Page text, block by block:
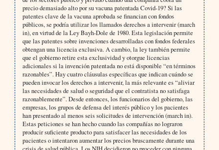
precio demasiado alto por su vacuna patentada Covid-19? Si las
patentes clave de la vacuna aprobada se financian con fondos
públicos, se podría utilizar los llamados derechos a intervenir (march
in), en virtud de la Ley Bayh-Dole de 1980. Esta legislación permite
que las patentes sobre invenciones desarrolladas con fondos federales
obtengan una licencia exclusiva. A cambio, la ley también permite
que el gobierno retire esta exclusividad y otorgue licencias
adicionales si la invención patentada no está disponible “en términos
razonables”. Hay cuatro cláusulas específicas que indican cuándo se
pueden invocar los derechos a intervenir, la más relevante es “aliviar
las necesidades de salud o seguridad que el contratista no satisfaga
razonablemente”. Desde entonces, los funcionarios del gobierno, las
empresas, los grupos de defensa del interés público y los pacientes
han presentado al menos seis solicitudes de intervención (march in).
Estas peticiones se han hecho cuando las compañías no lograron
producir suficiente producto para satisfacer las necesidades de los
pacientes o intentaron aumentar los precios bruscamente durante una